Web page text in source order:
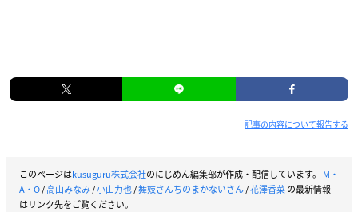
記事の内容について報告する
このページはkusuguru株式会社のにじめん編集部が作成・配信しています。 M・
A・O/高山みなみ/小山力也/舞妓さんちのまかないさん/花澤香菜の最新情報
はリンク先をご覧ください。